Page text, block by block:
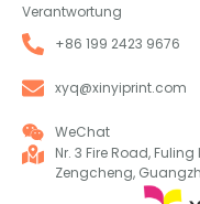
Verantwortung
+86 199 2423 9676
xyq@xinyiprint.com
WeChat
Nr. 3 Fire Road,
Zengcheng,